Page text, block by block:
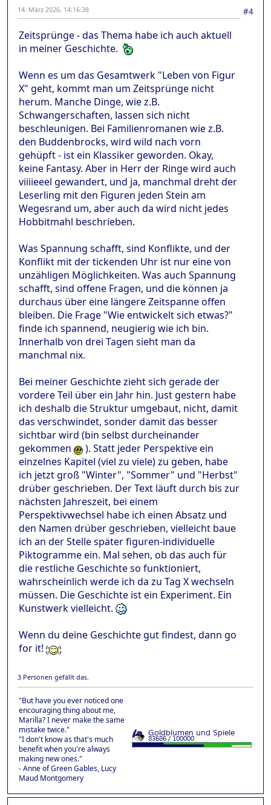
#4
14. März 2026, 14:16:38
Zeitsprünge - das Thema habe ich auch aktuell
in meiner Geschichte.
Wenn es um das Gesamtwerk "Leben von Figur
X" geht, kommt man um Zeitsprünge nicht
herum. Manche Dinge, wie z.B.
Schwangerschaften, lassen sich nicht
beschleunigen. Bei Familienromanen wie z.B.
den Buddenbrocks, wird wild nach vorn
gehüpft - ist ein Klassiker geworden. Okay,
keine Fantasy. Aber in Herr der Ringe wird auch
viiiieeel gewandert, und ja, manchmal dreht der
Leserling mit den Figuren jeden Stein am
Wegesrand um, aber auch da wird nicht jedes
Hobbitmahl beschrieben.
Was Spannung schafft, sind Konflikte, und der
Konflikt mit der tickenden Uhr ist nur eine von
unzähligen Möglichkeiten. Was auch Spannung
schafft, sind offene Fragen, und die können ja
durchaus über eine längere Zeitspanne offen
bleiben. Die Frage "Wie entwickelt sich etwas?"
finde ich spannend, neugierig wie ich bin.
Innerhalb von drei Tagen sieht man da
manchmal nix.
Bei meiner Geschichte zieht sich gerade der
vordere Teil über ein Jahr hin. Just gestern habe
ich deshalb die Struktur umgebaut, nicht, damit
das verschwindet, sonder damit das besser
sichtbar wird (bin selbst durcheinander
gekommen
). Statt jeder Perspektive ein
einzelnes Kapitel (viel zu viele) zu geben, habe
ich jetzt groß "Winter", "Sommer" und "Herbst"
drüber geschrieben. Der Text läuft durch bis zur
nächsten Jahreszeit, bei einem
Perspektivwechsel habe ich einen Absatz und
den Namen drüber geschrieben, vielleicht baue
ich an der Stelle später figuren-individuelle
Piktogramme ein. Mal sehen, ob das auch für
die restliche Geschichte so funktioniert,
wahrscheinlich werde ich da zu Tag X wechseln
müssen. Die Geschichte ist ein Experiment. Ein
Kunstwerk vielleicht.
Wenn du deine Geschichte gut findest, dann go
for it!
3 Personen gefällt das.
"But have you ever noticed one
encouraging thing about me,
Marilla? I never make the same
mistake twice."
"I don't know as that's much
benefit when you're always
making new ones."
- Anne of Green Gables, Lucy
Maud Montgomery